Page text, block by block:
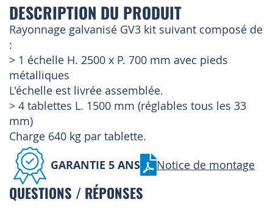
DESCRIPTION DU PRODUIT
Rayonnage galvanisé GV3 kit suivant composé de
:
> 1 échelle H. 2500 x P. 700 mm avec pieds
métalliques
L'échelle est livrée assemblée.
> 4 tablettes L. 1500 mm (réglables tous les 33
mm)
Charge 640 kg par tablette.
GARANTIE 5 ANS Notice de montage
QUESTIONS / RÉPONSES